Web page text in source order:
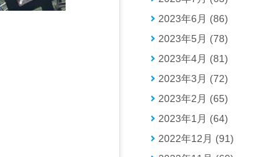
2023年6月 (86)
2023年5月 (78)
2023年4月 (81)
2023年3月 (72)
2023年2月 (65)
2023年1月 (64)
2022年12月 (91)